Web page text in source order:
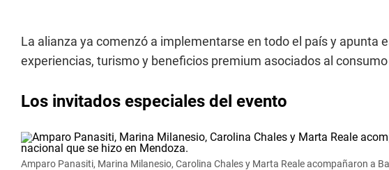
La alianza ya comenzó a implementarse en todo el país y apunta
experiencias, turismo y beneficios premium asociados al
Los invitados especiales del evento
Amparo Panasiti, Marina Milanesio, Carolina Chales y Marta Reale acompañaron a